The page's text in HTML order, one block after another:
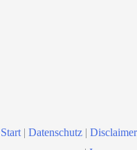
Start | Datenschutz | Disclaimer